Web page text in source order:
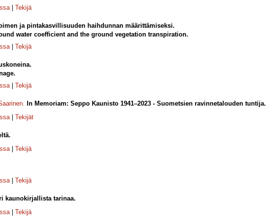
| Tekijä
ja pintakasvillisuuden haihdunnan määrittämiseksi.
water coefficient and the ground vegetation transpiration.
| Tekijä
| Tekijä
. In Memoriam: Seppo Kaunisto 1941–2023 - Suometsien ravinnetalouden tuntija.
| Tekijät
| Tekijä
| Tekijä
kaunokirjallista tarinaa.
| Tekijä